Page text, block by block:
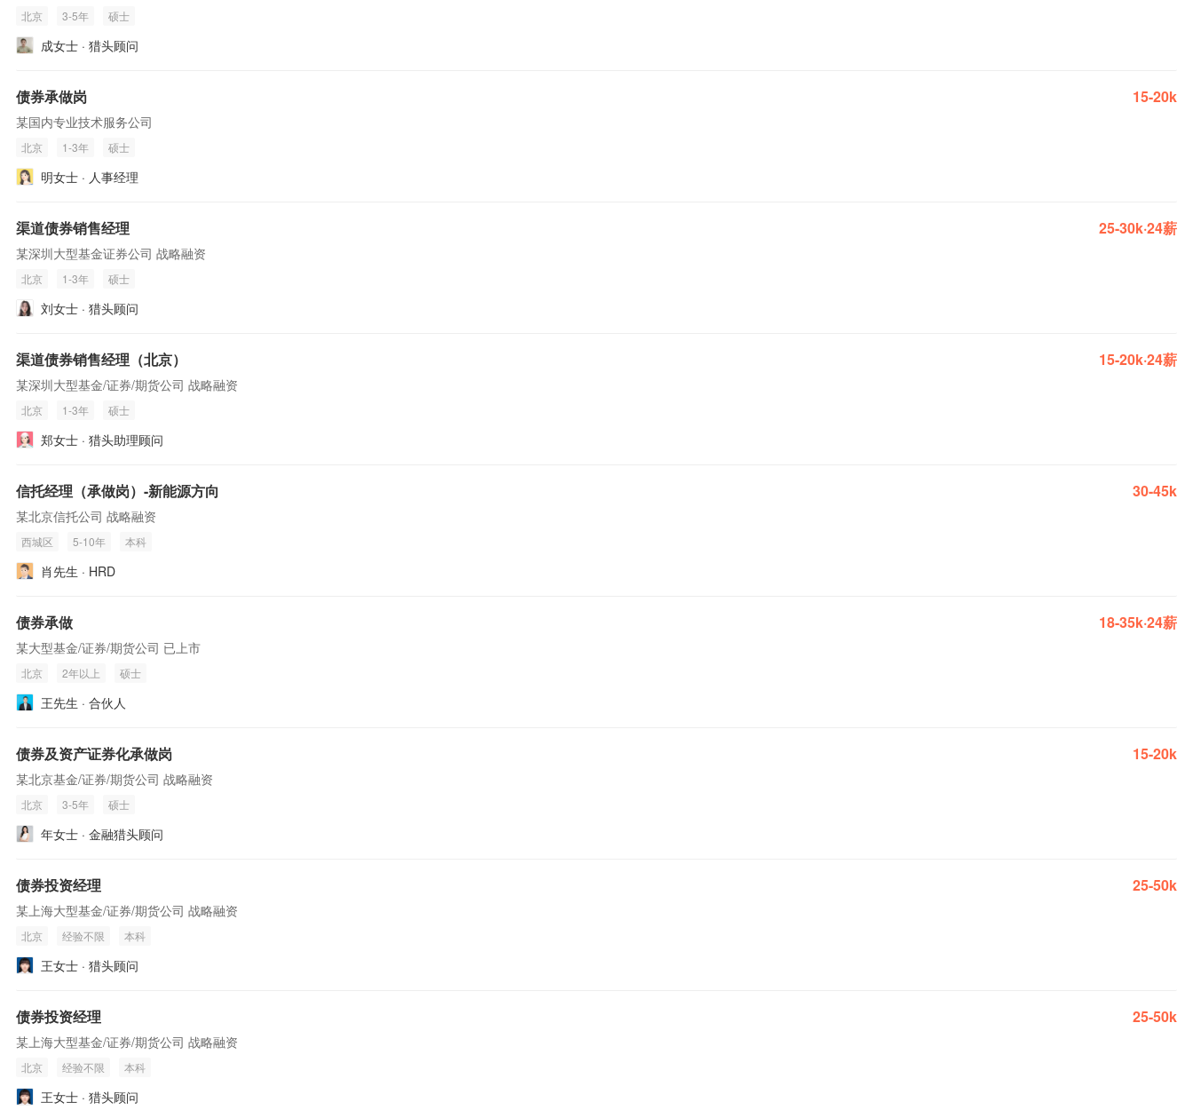
北京 3-5年 硕士
成女士 · 猎头顾问
债券承做岗 15-20k
某国内专业技术服务公司
北京 1-3年 硕士
明女士 · 人事经理
渠道债券销售经理 25-30k·24薪
某深圳大型基金证券公司 战略融资
北京 1-3年 硕士
刘女士 · 猎头顾问
渠道债券销售经理（北京） 15-20k·24薪
某深圳大型基金/证券/期货公司 战略融资
北京 1-3年 硕士
郑女士 · 猎头助理顾问
信托经理（承做岗）-新能源方向 30-45k
某北京信托公司 战略融资
西城区 5-10年 本科
肖先生 · HRD
债券承做 18-35k·24薪
某大型基金/证券/期货公司 已上市
北京 2年以上 硕士
王先生 · 合伙人
债券及资产证券化承做岗 15-20k
某北京基金/证券/期货公司 战略融资
北京 3-5年 硕士
年女士 · 金融猎头顾问
债券投资经理 25-50k
某上海大型基金/证券/期货公司 战略融资
北京 经验不限 本科
王女士 · 猎头顾问
债券投资经理 25-50k
某上海大型基金/证券/期货公司 战略融资
北京 经验不限 本科
王女士 · 猎头顾问